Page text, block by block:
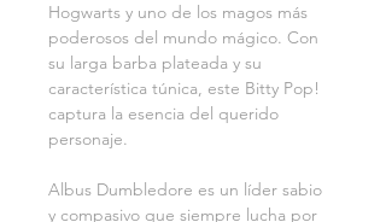
Hogwarts y uno de los magos más
poderosos del mundo mágico. Con
su larga barba plateada y su
característica túnica, este Bitty Pop!
captura la esencia del querido
personaje.
Albus Dumbledore es un líder sabio
y compasivo que siempre lucha por